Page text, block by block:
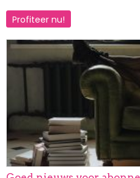
Profiteer nu!
Afbeelding